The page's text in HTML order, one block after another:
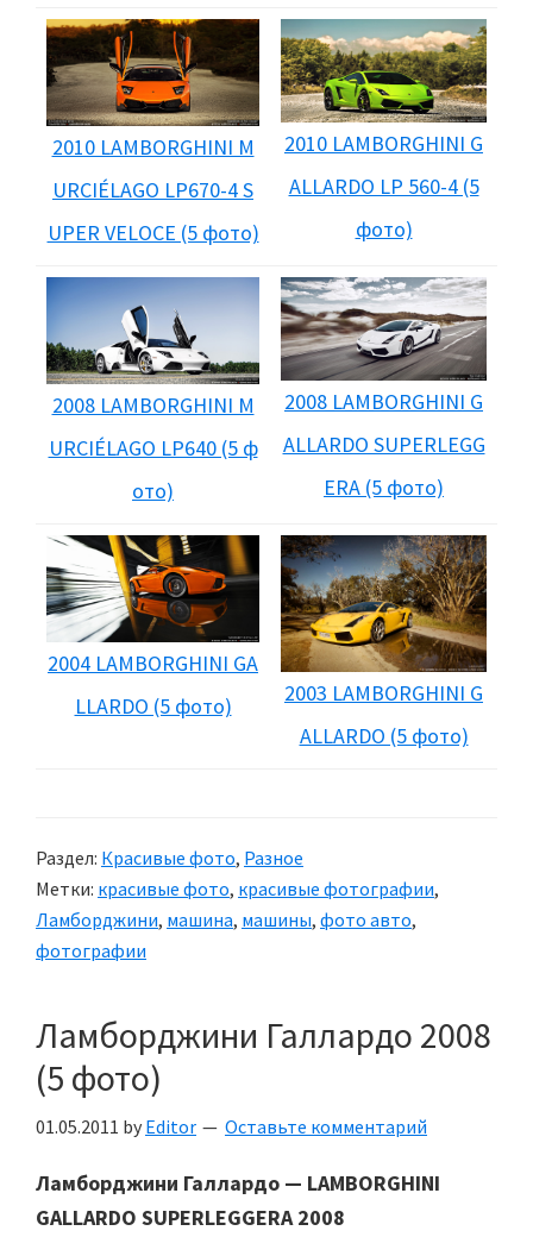
2010 LAMBORGHINI M
URCIÉLAGO LP670-4 S
UPER VELOCE (5 фото)
2010 LAMBORGHINI G
ALLARDO LP 560-4 (5
фото)
2008 LAMBORGHINI M
URCIÉLAGO LP640 (5 ф
ото)
2008 LAMBORGHINI G
ALLARDO SUPERLEGG
ERA (5 фото)
2004 LAMBORGHINI GA
LLARDO (5 фото)
2003 LAMBORGHINI G
ALLARDO (5 фото)
Раздел: Красивые фото, Разное
Метки: красивые фото, красивые фотографии,
Ламборджини, машина, машины, фото авто,
фотографии
Ламборджини Галлардо 2008
(5 фото)
01.05.2011 by Editor Оставьте комментарий
Ламборджини Галлардо — LAMBORGHINI
GALLARDO SUPERLEGGERA 2008